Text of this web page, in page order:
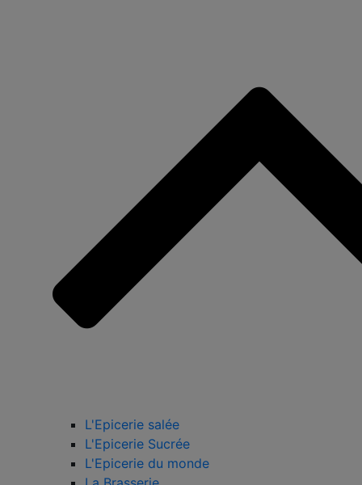
L'Epicerie salée
L'Epicerie Sucrée
L'Epicerie du monde